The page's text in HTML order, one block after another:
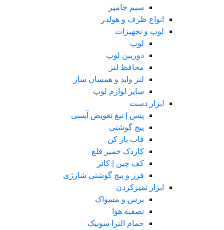
سیم جامپر
انواع ظرف و هولدر
لوپ و تجهیزات
لوپ
دوربین لوپ
محافظ لنز
لنز واید و همسان ساز
سایر لوازم لوپ
ابزار دست
پنس | تیغ تعویض آیسی
پیچ گوشتی
قاب باز کن
کاردک خمیر قلع
کف چین | کاتر
فرز و پیچ گوشتی شارژی
ابزار تمیزکردن
برس و مسواک
تصفیه هوا
حمام الترا سونیک